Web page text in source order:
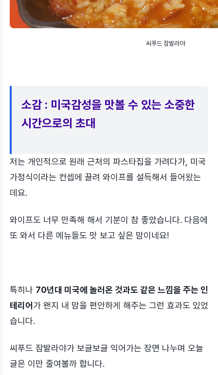
씨푸드 잠발라야
소감 : 미국감성을 맛볼 수 있는 소중한
시간으로의 초대
저는 개인적으로 원래 근처의 파스타집을 가려다가, 미국
가정식이라는 컨셉에 끌려 와이프를 설득해서 들어왔는
데요.
와이프도 너무 만족해 해서 기분이 참 좋았습니다. 다음에
또 와서 다른 메뉴들도 맛 보고 싶은 맘이네요!
특히나 70년대 미국에 놀러온 것과도 같은 느낌을 주는 인
테리어 가 왠지 내 맘을 편안하게 해주는 그런 효과도 있었
습니다.
씨푸드 잠발라야가 보글보글 익어가는 장면 나누며 오늘
글은 이만 줄여볼까 합니다.